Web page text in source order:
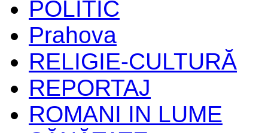
POLITIC
Prahova
RELIGIE-CULTURĂ
REPORTAJ
ROMANI IN LUME